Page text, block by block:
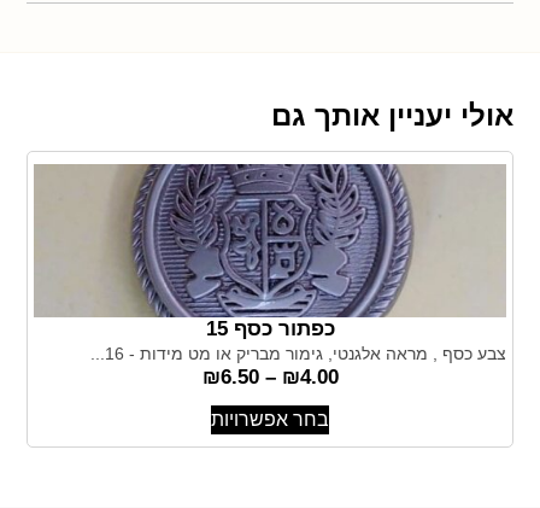
אולי יעניין אותך גם
כפתור כסף 15
צבע כסף , מראה אלגנטי, גימור מבריק או מט מידות - 16...
₪4.00
–
₪6.50
בחר אפשרויות